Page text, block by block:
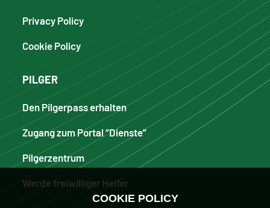
Privacy Policy
Cookie Policy
PILGER
Den Pilgerpass erhalten
Zugang zum Portal “Dienste”
Pilgerzentrum
Werde freiwilliger Helfer
COOKIE POLICY